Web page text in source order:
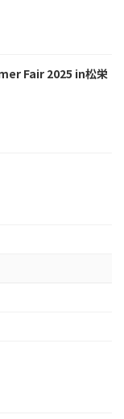
Fair 2025 in松栄